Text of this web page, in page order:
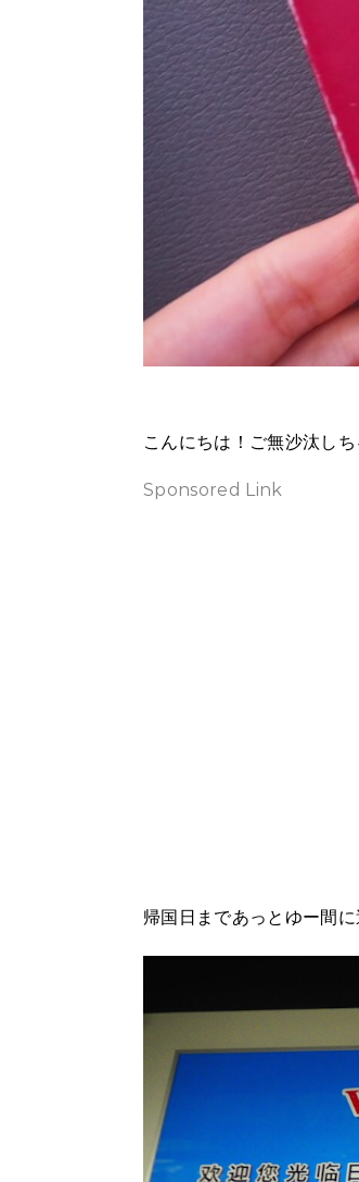
こんにちは！ご無沙汰し
Sponsored Link
帰国日まであっとゆー間